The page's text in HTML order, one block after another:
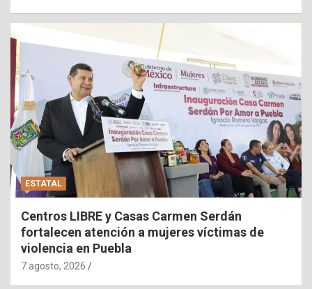
ESTATAL
Centros LIBRE y Casas Carmen Serdán
fortalecen atención a mujeres víctimas de
violencia en Puebla
7 agosto, 2026